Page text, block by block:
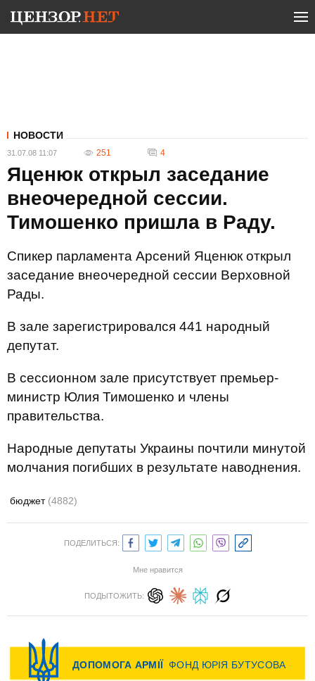
НОВОСТИ
31.07.08 11:07 251 4
Яценюк открыл заседание
внеочередной сессии.
Тимошенко пришла в Раду.
Спикер парламента Арсений Яценюк открыл
заседание внеочередной сессии Верховной
Рады.
В зале зарегистрировался 441 народный
депутат.
В сессионном зале присутствует премьер-
министр Юлия Тимошенко и члены
правительства.
Народные депутаты Украины почтили минутой
молчания погибших в результате наводнения.
бюджет (4882)
ПОДЕЛИТЬСЯ:
Мне нравится
ПОДЫТОЖИТЬ: